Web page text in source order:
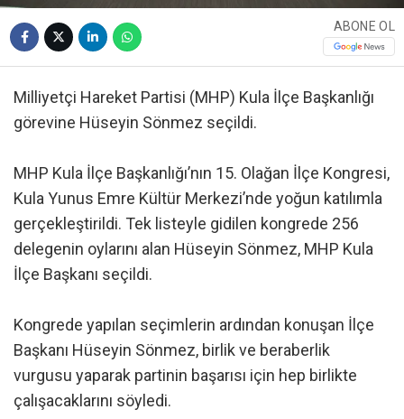
ABONE OL
Milliyetçi Hareket Partisi (MHP) Kula İlçe Başkanlığı
görevine Hüseyin Sönmez seçildi.
MHP Kula İlçe Başkanlığı’nın 15. Olağan İlçe Kongresi,
Kula Yunus Emre Kültür Merkezi’nde yoğun katılımla
gerçekleştirildi. Tek listeyle gidilen kongrede 256
delegenin oylarını alan Hüseyin Sönmez, MHP Kula
İlçe Başkanı seçildi.
Kongrede yapılan seçimlerin ardından konuşan İlçe
Başkanı Hüseyin Sönmez, birlik ve beraberlik
vurgusu yaparak partinin başarısı için hep birlikte
çalışacaklarını söyledi.